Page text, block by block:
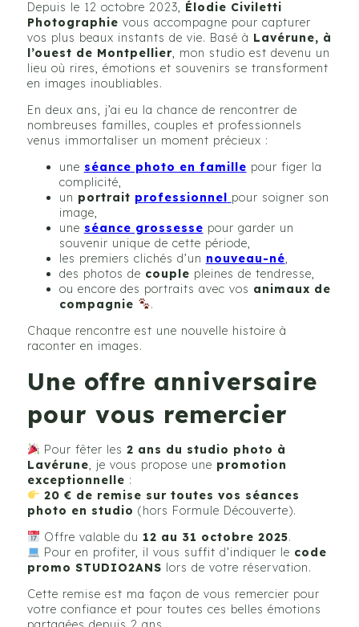
Depuis le 12 octobre 2023, Élodie Civiletti
Photographie vous accompagne pour capturer
vos plus beaux instants de vie. Basé à Lavérune, à
l’ouest de Montpellier, mon studio est devenu un
lieu où rires, émotions et souvenirs se transforment
en images inoubliables.
En deux ans, j’ai eu la chance de rencontrer de
nombreuses familles, couples et professionnels
venus immortaliser un moment précieux :
une séance photo en famille pour figer la
complicité,
un portrait professionnel pour soigner son
image,
une séance grossesse pour garder un
souvenir unique de cette période,
les premiers clichés d’un nouveau-né
des photos de couple pleines de tendresse,
ou encore des portraits avec vos animaux de
compagnie
.
Chaque rencontre est une nouvelle histoire à
raconter en images.
Une offre anniversaire
pour vous remercier
Pour fêter les 2 ans du studio photo à
Lavérune , je vous propose une promotion
exceptionnelle :
20 € de remise sur toutes vos séances
photo en studio (hors Formule Découverte).
Offre valable du 12 au 31 octobre 2025.
Pour en profiter, il vous suffit d’indiquer le code
promo STUDIO2ANS lors de votre réservation.
Cette remise est ma façon de vous remercier pour
votre confiance et pour toutes ces belles émotions